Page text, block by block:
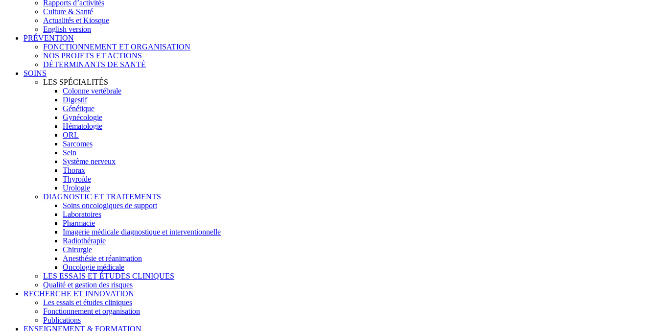
Rapports d’activités
Culture & Santé
Actualités et Kiosque
English version
PRÉVENTION
FONCTIONNEMENT ET ORGANISATION
NOS PROJETS ET ACTIONS
DÉTERMINANTS DE SANTÉ
SOINS
LES SPÉCIALITÉS
Colonne vertébrale
Digestif
Génétique
Gynécologie
Hématologie
ORL
Sarcomes
Sein
Système nerveux
Thorax
Thyroïde
Urologie
DIAGNOSTIC ET TRAITEMENTS
Soins oncologiques de support
Laboratoires
Pharmacie
Imagerie médicale diagnostique et interventionnelle
Radiothérapie
Chirurgie
Anesthésie et réanimation
Oncologie médicale
LES ESSAIS ET ÉTUDES CLINIQUES
Qualité et gestion des risques
RECHERCHE ET INNOVATION
Les essais et études cliniques
Fonctionnement et organisation
Publications
ENSEIGNEMENT & FORMATION